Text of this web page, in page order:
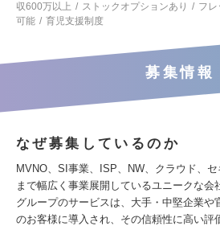
収600万以上
ストックオプションあり フレ
可能
育児支援制度
募集情報
なぜ募集しているのか
MVNO、SI事業、ISP、NW、クラウド、
まで幅広く事業展開しているユニークな会
グループのサービスは、大手・中堅企業や
のお客様に導入され、その信頼性に高い評